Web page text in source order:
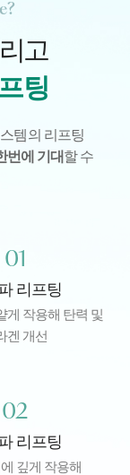
고
팅
템의 리프팅
번에 기대할 수
01
리프팅
게 작용해 탄력 및
겐 개선
02
리프팅
깊게 작용해